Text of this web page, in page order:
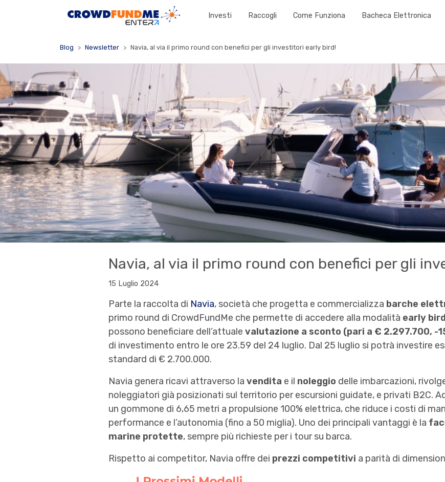
Investi Raccogli Come Funziona Bacheca Elettronica
Blog Newsletter Navia, al via il primo round con benefici per gli investitori early bird!
Navia, al via il primo round con benefici per gli
15 Luglio 2024
Parte la raccolta di Navia, società che progetta e commercializza barche
primo round di CrowdFundMe che permette di accedere alla modalità early bird
possono beneficiare dell’attuale valutazione a sconto (pari a € 2.297.700, -
di investimento entro le ore 23.59 del 24 luglio. Dal 25 luglio si potrà investire
standard di € 2.700.000.
Navia genera ricavi attraverso la vendita e il noleggio delle imbarcazioni,
noleggiatori già posizionati sul territorio per escursioni guidate, e privati B2C.
un gommone di 6,65 metri a propulsione 100% elettrica, che riduce i costi di
performance e l’autonomia (fino a 50 miglia). Uno dei principali vantaggi è la
marine protette, sempre più richieste per i tour su barca.
Rispetto ai competitor, Navia offre dei prezzi competitivi a parità di